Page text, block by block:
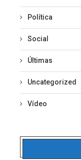
Política
Social
Últimas
Uncategorized
Vídeo